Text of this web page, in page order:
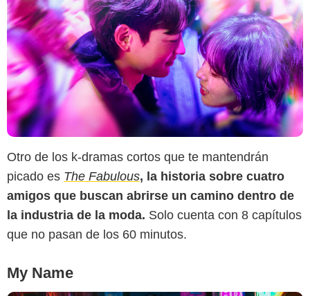
Otro de los k-dramas cortos que te mantendrán
picado es The Fabulous, la historia sobre cuatro
amigos que buscan abrirse un camino dentro de
la industria de la moda. Solo cuenta con 8 capítulos
que no pasan de los 60 minutos.
My Name
GQ México